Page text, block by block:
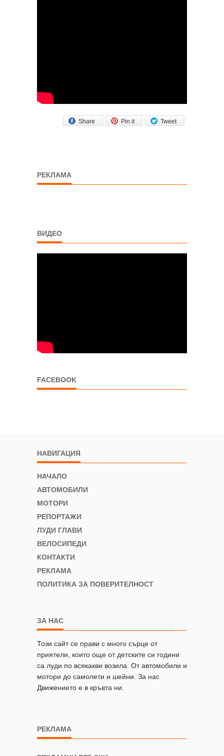
Tweet
Pin it
Share
РЕКЛАМА
ВИДЕО
FACEBOOK
НАВИГАЦИЯ
НАЧАЛО
АВТОМОБИЛИ
МОТОРИ
РЕПОРТАЖИ
ЛУДИ ГЛАВИ
ВЕЛОСИПЕДИ
КОНТАКТИ
РЕКЛАМА
ПОЛИТИКА ЗА ПОВЕРИТЕЛНОСТ
ЗА НАС
Този сайт се прави с много сърце от
приятели, които още от детските си години
са луди по всякакви возила. От автомобили и
мотори до самолети и шейни. За нас
Движението е в кръвта ни.
РЕКЛАМА